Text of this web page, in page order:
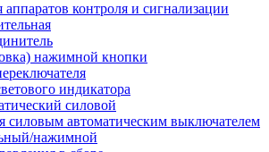
контроля и сигнализации
нажимной кнопки
индикатора
силовой
силовым автоматическим выключателем
нажимной